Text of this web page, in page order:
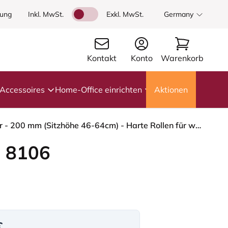
Inkl. MwSt. Exkl. MwSt. Germany
Kontakt Konto Warenkorb
Accessoires Home-Office einrichten Aktionen
HÅG Capisco 8106 - Paloma Soft (Wollsdorf) - Semi-Anilinleder - ATG55130 - Dark brown - Silber - 200 mm (Sitzhöhe 46-64cm) - Harte Rollen für weiche Böden
8106